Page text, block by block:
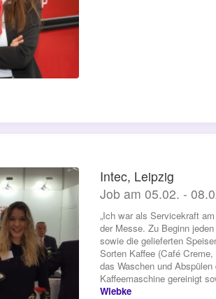
Intec, Leipzig
Job am 05.02. -
„Ich war als Servicekraft
der Messe. Zu Beginn
sowie die gelieferten
Sorten Kaffee (Café
das Waschen und
Kaffeemaschine gereinigt
Wiebke